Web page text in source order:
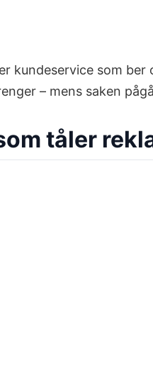
kundeservice som
– mens saken
tåler